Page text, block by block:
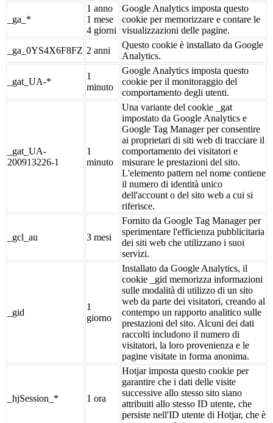
_ga_*
1 anno
1 mese
4 giorni
Google Analytics imposta questo
cookie per memorizzare e contare le
visualizzazioni delle pagine.
_ga_0YS4X6F8FZ 2 anni
Questo cookie è installato da Google
Analytics.
_gat_UA-*
1
minuto
Google Analytics imposta questo
cookie per il monitoraggio del
comportamento degli utenti.
_gat_UA-
200913226-1
1
minuto
Una variante del cookie _gat
impostato da Google Analytics e
Google Tag Manager per consentire
ai proprietari di siti web di tracciare il
comportamento dei visitatori e
misurare le prestazioni del sito.
L'elemento pattern nel nome contiene
il numero di identità unico
dell'account o del sito web a cui si
riferisce.
_gcl_au 3 mesi
Fornito da Google Tag Manager per
sperimentare l'efficienza pubblicitaria
dei siti web che utilizzano i suoi
servizi.
_gid
1
giorno
Installato da Google Analytics, il
cookie _gid memorizza informazioni
sulle modalità di utilizzo di un sito
web da parte dei visitatori, creando al
contempo un rapporto analitico sulle
prestazioni del sito. Alcuni dei dati
raccolti includono il numero di
visitatori, la loro provenienza e le
pagine visitate in forma anonima.
_hjSession_* 1 ora
Hotjar imposta questo cookie per
garantire che i dati delle visite
successive allo stesso sito siano
attribuiti allo stesso ID utente, che
persiste nell'ID utente di Hotjar, che è